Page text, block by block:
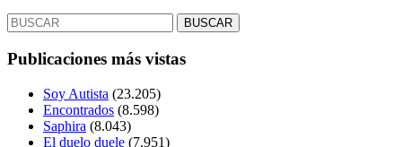
Buscar:
Publicaciones más vistas
Soy Autista (23.205)
Encontrados (8.598)
Saphira (8.043)
El duelo duele (7.951)